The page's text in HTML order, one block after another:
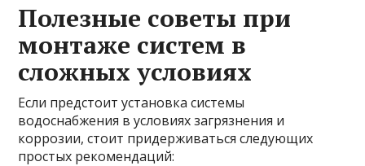
Полезные советы при
монтаже систем в
сложных условиях
Если предстоит установка системы
водоснабжения в условиях загрязнения и
коррозии, стоит придерживаться следующих
простых рекомендаций: